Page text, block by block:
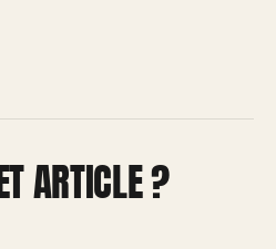
ARTICLE ?